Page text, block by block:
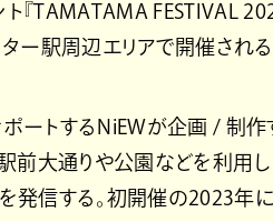
『TAMATAMA FESTIVAL
ター駅周辺エリアで開催される
ートするNiEWが企画 / 制
駅前大通りや公園などを利用
発信する。初開催の2023年